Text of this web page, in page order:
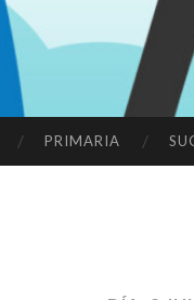
PRIMARIA